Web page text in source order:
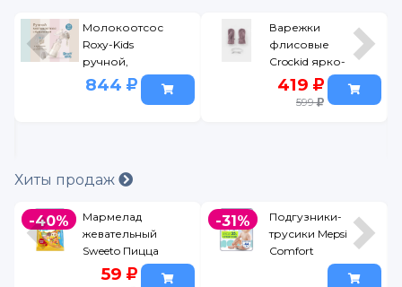
Молокоотсос
Roxy-Kids
ручной,
бутылочка в
комплекте
844
Варежки
флисовые
Crockid ярко-
розовый, р.12
419
599
Хиты продаж
-40%
Мармелад
жевательный
Sweeto Пицца
30гр59
-31%
Подгузники-
трусики Mepsi
Comfort
размер L 9-14